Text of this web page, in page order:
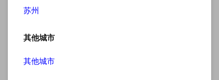
stew
苏州
其他城市
其他城市